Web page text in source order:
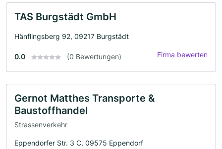
TAS Burgstädt GmbH
Hänflingsberg 92, 09217 Burgstädt
0.0 (0 Bewertungen) Firma bewerten
Gernot Matthes Transporte &
Baustoffhandel
Strassenverkehr
Eppendorfer Str. 3 C, 09575 Eppendorf